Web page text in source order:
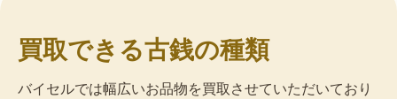
買取できる古銭の種類
バイセルでは幅広いお品物を買取させていただいており